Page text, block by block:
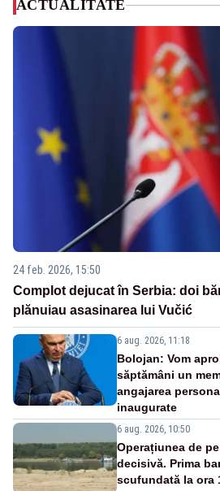
ACTUALITATE
24 feb. 2026, 15:50
Complot dejucat în Serbia: doi
plănuiau asasinarea lui Vučić
6 aug. 2026, 11:18
Bolojan: Vom
săptămâni un
angajarea
inaugurate
6 aug. 2026, 10:50
Operațiunea de
decisivă. Prima
scufundată la ora